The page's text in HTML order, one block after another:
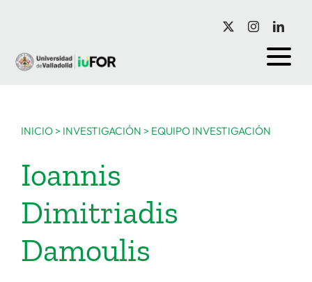
contenido
INICIO> INVESTIGACIÓN > EQUIPO INVESTIGACIÓN
Ioannis
Dimitriadis
Damoulis